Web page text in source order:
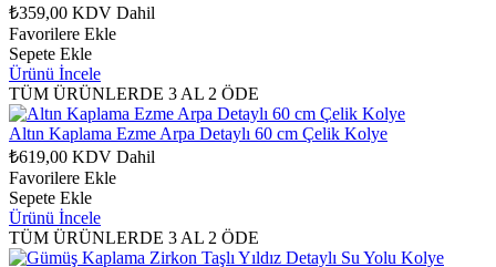
₺359,00 KDV Dahil
Favorilere Ekle
Sepete Ekle
Ürünü İncele
TÜM ÜRÜNLERDE 3 AL 2 ÖDE
Altın Kaplama Ezme Arpa Detaylı 60 cm Çelik Kolye
₺619,00 KDV Dahil
Favorilere Ekle
Sepete Ekle
Ürünü İncele
TÜM ÜRÜNLERDE 3 AL 2 ÖDE